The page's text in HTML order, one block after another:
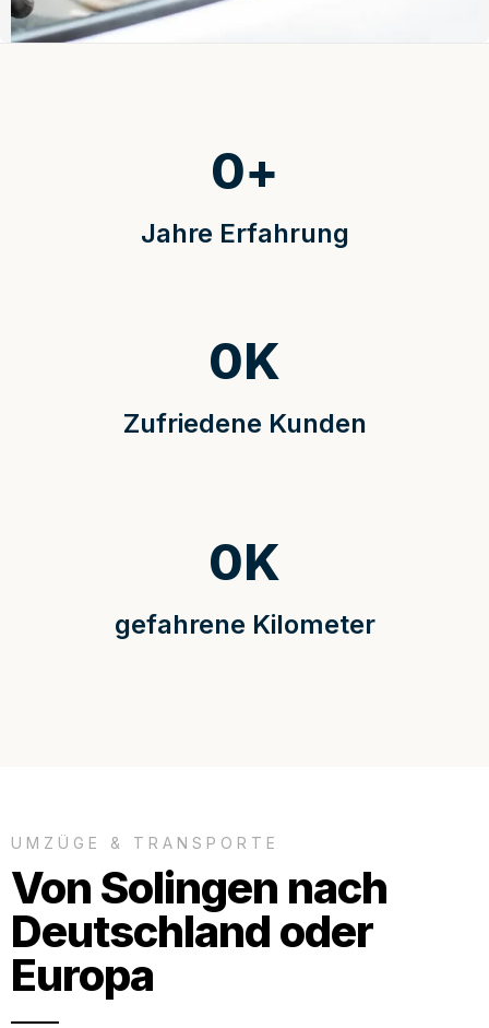
Jahre Erfahrung
0+
Zufriedene Kunden
0K
gefahrene Kilometer
0K
UMZÜGE & TRANSPORTE
Von Solingen nach
Deutschland oder
Europa